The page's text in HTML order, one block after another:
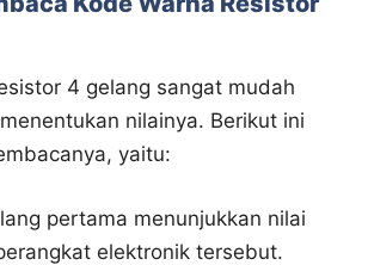
4 gelang sangat mudah
nilainya. Berikut ini
yaitu:
pertama menunjukkan nilai
elektronik tersebut.